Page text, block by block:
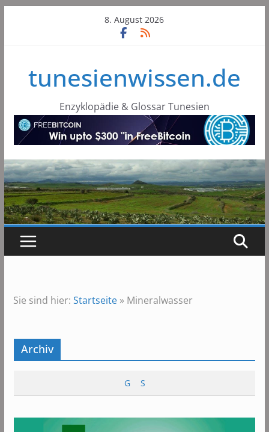
8. August 2026
tunesienwissen.de
Enzyklopädie & Glossar Tunesien
Sie sind hier: Startseite» Mineralwasser
Archiv
G S